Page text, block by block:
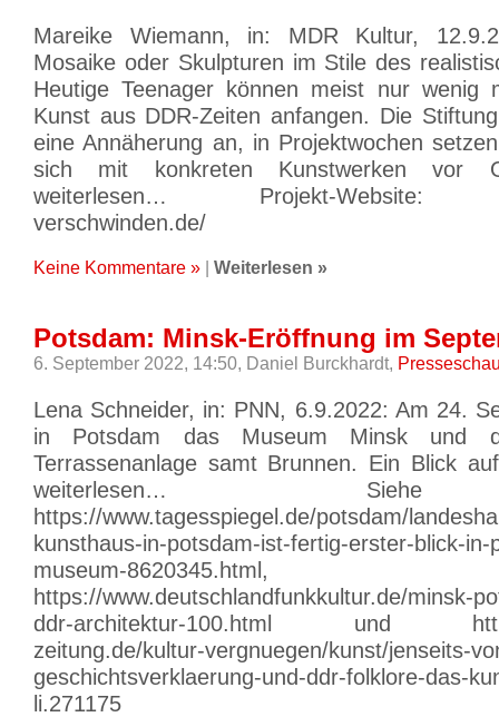
Mareike Wiemann, in: MDR Kultur,
Mosaike oder Skulpturen im Stile des
Heutige Teenager können meist nur wenig
Kunst aus DDR-Zeiten anfangen. Die
eine Annäherung an, in Projektwochen
sich mit konkreten Kunstwerken vor
weiterlesen… Projekt-Website:
verschwinden.de/
Keine Kommentare » Weiterlesen »
Potsdam: Minsk-Eröffnung im
6. September 2022, 14:50, Daniel Burckhardt,
Lena Schneider, in: PNN, 6.9.2022: Am 24.
in Potsdam das Museum Minsk und
Terrassenanlage samt Brunnen. Ein Blick
weiterlesen…
https://www.tagesspiegel.de/potsdam/
kunsthaus-in-potsdam-ist-fertig-erster-blick-in-
museum-8620345.html,
https://www.deutschlandfunkkultur.de/minsk-
ddr-architektur-100.html und
zeitung.de/kultur-vergnuegen/kunst/jenseits-
geschichtsverklaerung-und-ddr-folklore-das-
li.271175